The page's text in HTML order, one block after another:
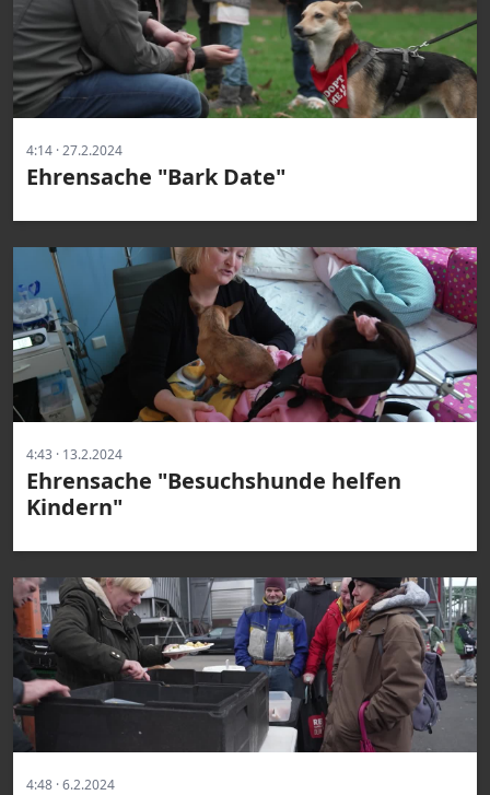
4:14 · 27.2.2024
Ehrensache "Bark Date"
4:43 · 13.2.2024
Ehrensache "Besuchshunde helfen
Kindern"
4:48 · 6.2.2024